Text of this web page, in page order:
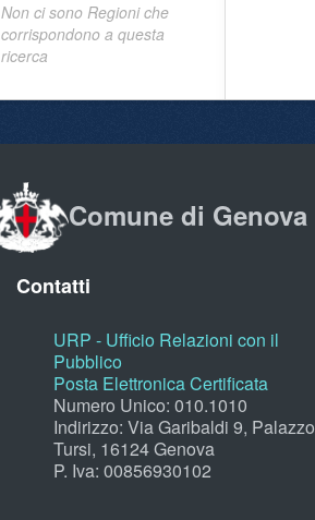
Non ci sono Regioni che
corrispondono a questa
ricerca
Comune di Genova
Contatti
URP - Ufficio Relazioni con il
Pubblico
Posta Elettronica Certificata
Numero Unico: 010.1010
Indirizzo: Via Garibaldi 9, Palazzo
Tursi, 16124 Genova
P. Iva: 00856930102